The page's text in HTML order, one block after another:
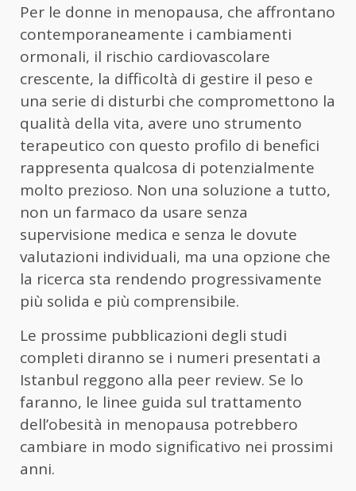
Per le donne in menopausa, che affrontano
contemporaneamente i cambiamenti
ormonali, il rischio cardiovascolare
crescente, la difficoltà di gestire il peso e
una serie di disturbi che compromettono la
qualità della vita, avere uno strumento
terapeutico con questo profilo di benefici
rappresenta qualcosa di potenzialmente
molto prezioso. Non una soluzione a tutto,
non un farmaco da usare senza
supervisione medica e senza le dovute
valutazioni individuali, ma una opzione che
la ricerca sta rendendo progressivamente
più solida e più comprensibile.
Le prossime pubblicazioni degli studi
completi diranno se i numeri presentati a
Istanbul reggono alla peer review. Se lo
faranno, le linee guida sul trattamento
dell’obesità in menopausa potrebbero
cambiare in modo significativo nei prossimi
anni.